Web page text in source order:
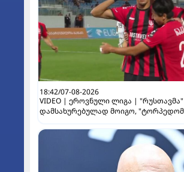
18:42/07-08-2026
VIDEO | ეროვნული ლიგა |
დამსახურებულად მოიგო, "ტორპედომ"